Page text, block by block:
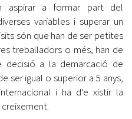
aspirar a formar part del
variables i superar un
són que han de ser petites
treballadors o més, han de
a la demarcació de
ser igual o superior a 5 anys,
i ha d’e xistir la